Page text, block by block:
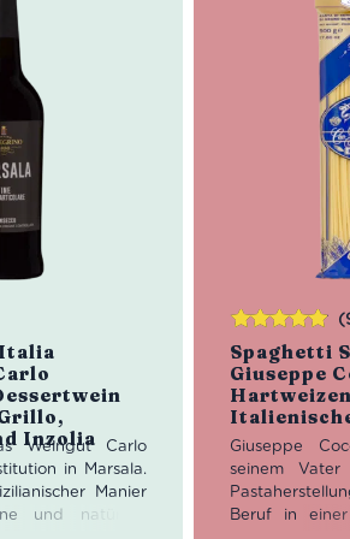
Inzolia
Weingut Carlo
in Marsala.
Manier
und natürlich
Spaghetti
Giuseppe
Giuseppe
seinem
Beruf in
Bewertet
mit4.89
von 5